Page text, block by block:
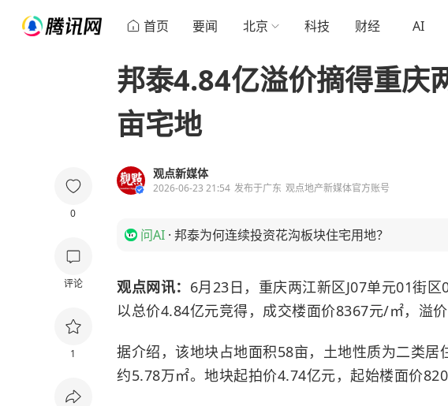
首页 要闻 北京 科技 财经 AI
0
评论
1
邦泰4.84亿溢价摘得重庆
亩宅地
观点新媒体
2026-06-23 21:54 发布于广东 观点地产新媒体官方账号
问AI · 邦泰为何连续投资花沟板块住宅用地？
观点网讯： 6月23日，重庆两江新区J07单元01街
以总价4.84亿元竞得，成交楼面价8367元/㎡，溢价
据介绍，该地块占地面积58亩，土地性质为二类居
约5.78万㎡。地块起拍价4.74亿元，起始楼面价